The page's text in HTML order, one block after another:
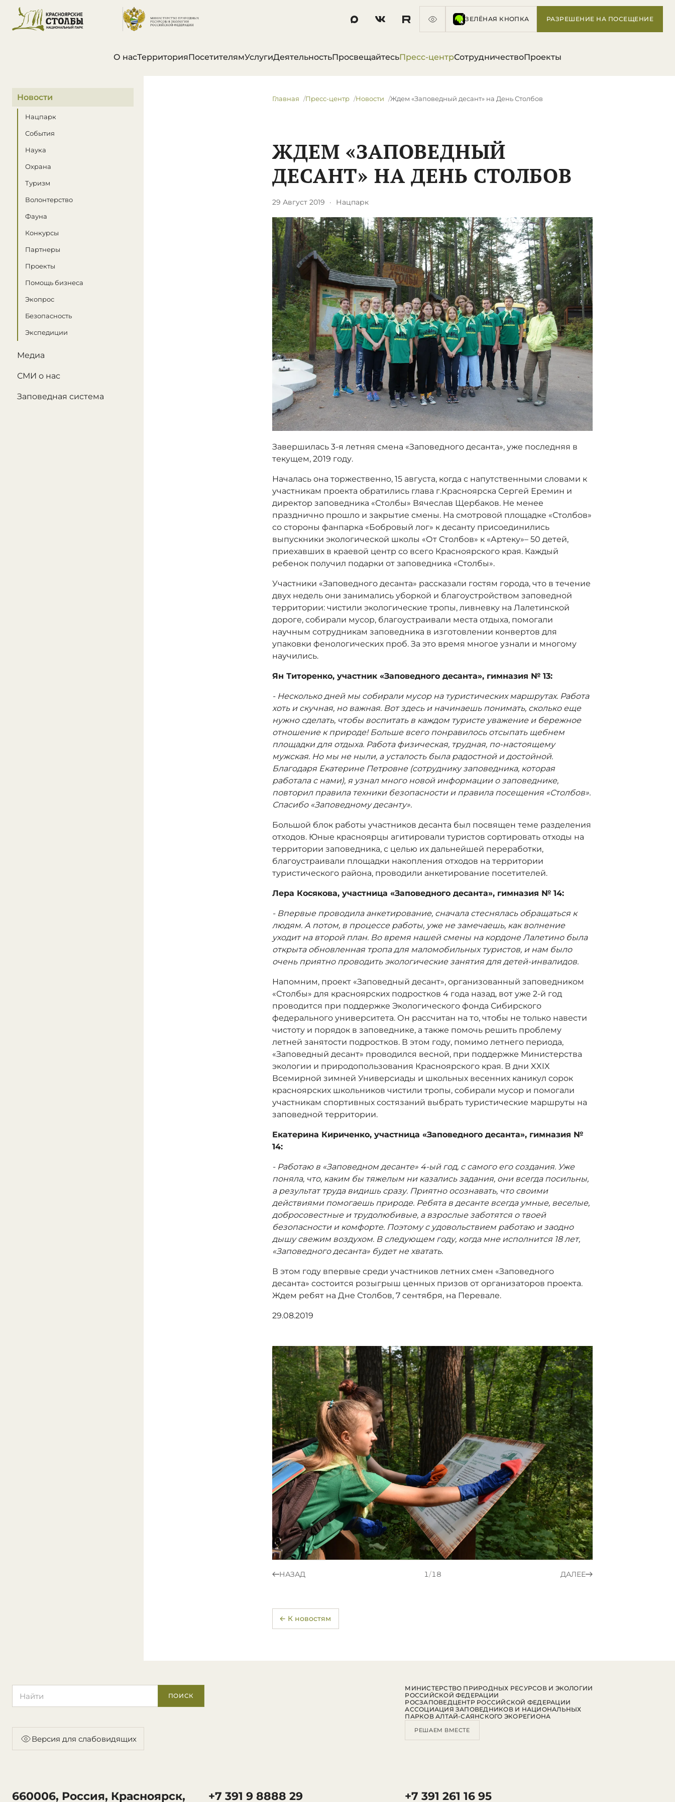
ЗЕЛЁНАЯ КНОПКА РАЗРЕШЕНИЕ НА ПОСЕЩЕНИЕ
О насТерриторияПосетителямУслугиДеятельностьПросвещайтесьПресс-центрСотрудничествоПроекты
В этом разделе
Новости
Нацпарк
События
Наука
Охрана
Туризм
Волонтерство
Фауна
Конкурсы
Партнеры
Проекты
Помощь бизнеса
Экопрос
Безопасность
Экспедиции
Медиа
СМИ о нас
Заповедная система
Главная Пресс-центр Новости ​Ждем «Заповедный десант» на День Столбов
​ЖДЕМ «ЗАПОВЕДНЫЙ
ДЕСАНТ» НА ДЕНЬ СТОЛБОВ
29 Август 2019 · Нацпарк
Завершилась 3-я летняя смена «Заповедного десанта», уже последняя в
текущем, 2019 году.
Началась она торжественно, 15 августа, когда с напутственными словами к
участникам проекта обратились глава г.Красноярска Сергей Еремин и
директор заповедника «Столбы» Вячеслав Щербаков. Не менее
празднично прошло и закрытие смены. На смотровой площадке «Столбов»
со стороны фанпарка «Бобровый лог» к десанту присоединились
выпускники экологической школы «От Столбов» к «Артеку»– 50 детей,
приехавших в краевой центр со всего Красноярского края. Каждый
ребенок получил подарки от заповедника «Столбы».
Участники «Заповедного десанта» рассказали гостям города, что в течение
двух недель они занимались уборкой и благоустройством заповедной
территории: чистили экологические тропы, ливневку на Лалетинской
дороге, собирали мусор, благоустраивали места отдыха, помогали
научным сотрудникам заповедника в изготовлении конвертов для
упаковки фенологических проб. За это время многое узнали и многому
научились.
Ян Титоренко, участник «Заповедного десанта», гимназия № 13:
- Несколько дней мы собирали мусор на туристических маршрутах. Работа
хоть и скучная, но важная. Вот здесь и начинаешь понимать, сколько еще
нужно сделать, чтобы воспитать в каждом туристе уважение и бережное
отношение к природе! Больше всего понравилось отсыпать щебнем
площадки для отдыха. Работа физическая, трудная, по-настоящему
мужская. Но мы не ныли, а усталость была радостной и достойной.
Благодаря Екатерине Петровне (сотруднику заповедника, которая
работала с нами), я узнал много новой информации о заповеднике,
повторил правила техники безопасности и правила посещения «Столбов».
Спасибо «Заповедному десанту».
Большой блок работы участников десанта был посвящен теме разделения
отходов. Юные красноярцы агитировали туристов сортировать отходы на
территории заповедника, с целью их дальнейшей переработки,
благоустраивали площадки накопления отходов на территории
туристического района, проводили анкетирование посетителей.
Лера Косякова, участница «Заповедного десанта», гимназия № 14:
- Впервые проводила анкетирование, сначала стеснялась обращаться к
людям. А потом, в процессе работы, уже не замечаешь, как волнение
уходит на второй план. Во время нашей смены на кордоне Лалетино была
открыта обновленная тропа для маломобильных туристов, и нам было
очень приятно проводить экологические занятия для детей-инвалидов.
Напомним, проект «Заповедный десант», организованный заповедником
«Столбы» для красноярских подростков 4 года назад, вот уже 2-й год
проводится при поддержке Экологического фонда Сибирского
федерального университета. Он рассчитан на то, чтобы не только навести
чистоту и порядок в заповеднике, а также помочь решить проблему
летней занятости подростков. В этом году, помимо летнего периода,
«Заповедный десант» проводился весной, при поддержке Министерства
экологии и природопользования Красноярского края. В дни XXIX
Всемирной зимней Универсиады и школьных весенних каникул сорок
красноярских школьников чистили тропы, собирали мусор и помогали
участникам спортивных состязаний выбрать туристические маршруты на
заповедной территории.
Екатерина Кириченко, участница «Заповедного десанта», гимназия №
14:
- Работаю в «Заповедном десанте» 4-ый год, с самого его создания. Уже
поняла, что, каким бы тяжелым ни казались задания, они всегда посильны,
а результат труда видишь сразу. Приятно осознавать, что своими
действиями помогаешь природе. Ребята в десанте всегда умные, веселые,
добросовестные и трудолюбивые, а взрослые заботятся о твоей
безопасности и комфорте. Поэтому с удовольствием работаю и заодно
дышу свежим воздухом. В следующем году, когда мне исполнится 18 лет,
«Заповедного десанта» будет не хватать.
В этом году впервые среди участников летних смен «Заповедного
десанта» состоится розыгрыш ценных призов от организаторов проекта.
Ждем ребят на Дне Столбов, 7 сентября, на Перевале.
29.08.2019
НАЗАД 1/18 ДАЛЕЕ
← К новостям
ПОИСК
Версия для слабовидящих
660006, Россия, Красноярск,
+7 391 9 8888 29 +7 391 261 16 95
МИНИСТЕРСТВО ПРИРОДНЫХ РЕСУРСОВ И ЭКОЛОГИИ
РОССИЙСКОЙ ФЕДЕРАЦИИ
РОСЗАПОВЕДЦЕНТР РОССИЙСКОЙ ФЕДЕРАЦИИ
АССОЦИАЦИЯ ЗАПОВЕДНИКОВ И НАЦИОНАЛЬНЫХ
ПАРКОВ АЛТАЙ-САЯНСКОГО ЭКОРЕГИОНА
РЕШАЕМ ВМЕСТЕ